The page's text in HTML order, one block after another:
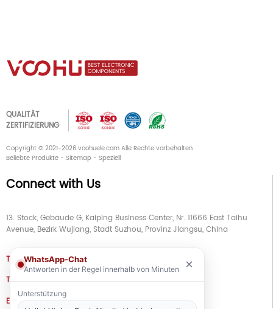
QUALITÄT
ZERTIFIZIERUNG
Copyright © 2021-2026 voohuele.com Alle Rechte vorbehalten
Beliebte Produkte - Sitemap - Speziell
Connect with Us
13. Stock, Gebäude G, Kaiping Business Center, Nr. 11666 East Taihu
Avenue, Bezirk Wujiang, Stadt Suzhou, Provinz Jiangsu, China
TEL +86 133 5804 1040 (WhatsApp)
TEL +86 180 2130 1136 / +86 133 3865 5578
E-MAIL
voohu@voohuele.com
WhatsApp-Chat
Antworten in der Regel innerhalb von Minuten ×
Unterstützung